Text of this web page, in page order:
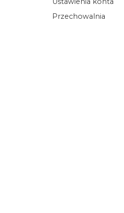
Przechowalnia